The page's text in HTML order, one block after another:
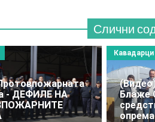
Слични
- ДЕФИЛЕ НА
Блаже
опрема
Кавадарци